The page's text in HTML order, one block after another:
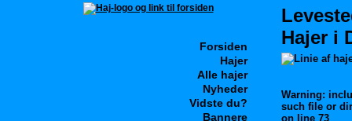
Forsiden
Hajer
Alle hajer
Nyheder
Vidste du?
Bannere
Hajer i
Warning:
such file or
on line 73